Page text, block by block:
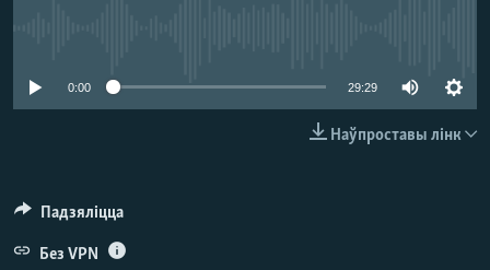
0:00 29:29
Наўпроставы лінк
Падзяліцца
Без VPN